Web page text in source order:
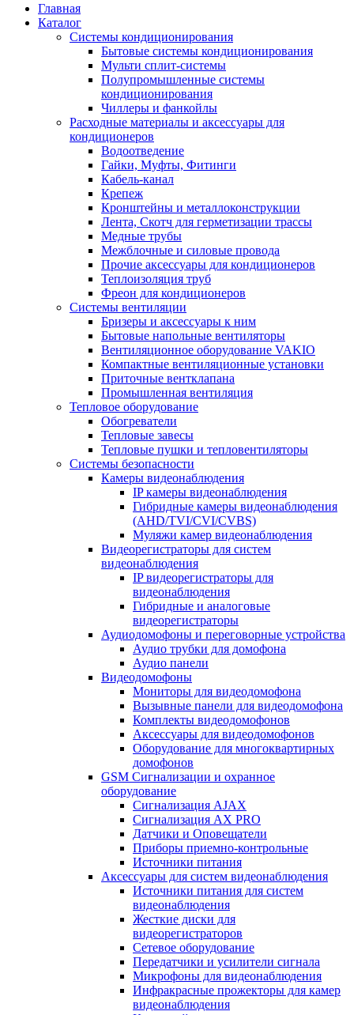
Главная
Каталог
Системы кондиционирования
Бытовые системы кондиционирования
Мульти сплит-системы
Полупромышленные системы
кондиционирования
Чиллеры и фанкойлы
Расходные материалы и аксессуары для
кондиционеров
Водоотведение
Гайки, Муфты, Фитинги
Кабель-канал
Крепеж
Кронштейны и металлоконструкции
Лента, Скотч для герметизации трассы
Медные трубы
Межблочные и силовые провода
Прочие аксессуары для кондиционеров
Теплоизоляция труб
Фреон для кондиционеров
Системы вентиляции
Бризеры и аксессуары к ним
Бытовые напольные вентиляторы
Вентиляционное оборудование VAKIO
Компактные вентиляционные установки
Приточные вентклапана
Промышленная вентиляция
Тепловое оборудование
Обогреватели
Тепловые завесы
Тепловые пушки и тепловентиляторы
Системы безопасности
Камеры видеонаблюдения
IP камеры видеонаблюдения
Гибридные камеры видеонаблюдения
(AHD/TVI/CVI/CVBS)
Муляжи камер видеонаблюдения
Видеорегистраторы для систем
видеонаблюдения
IP видеорегистраторы для
видеонаблюдения
Гибридные и аналоговые
видеорегистраторы
Аудиодомофоны и переговорные устройства
Аудио трубки для домофона
Аудио панели
Видеодомофоны
Мониторы для видеодомофона
Вызывные панели для видеодомофона
Комплекты видеодомофонов
Аксессуары для видеодомофонов
Оборудование для многоквартирных
домофонов
GSM Сигнализации и охранное
оборудование
Сигнализация AJAX
Сигнализация AX PRO
Датчики и Оповещатели
Приборы приемно-контрольные
Источники питания
Аксессуары для систем видеонаблюдения
Источники питания для систем
видеонаблюдения
Жесткие диски для
видеорегистраторов
Сетевое оборудование
Передатчики и усилители сигнала
Микрофоны для видеонаблюдения
Инфракрасные прожекторы для камер
видеонаблюдения